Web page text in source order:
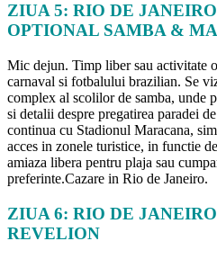
ZIUA 5: RIO DE
OPTIONAL SAMBA &
Mic dejun. Timp liber sau activitate
carnaval si fotbalului brazilian. Se
complex al scolilor de samba, unde
si detalii despre pregatirea paradei
continua cu Stadionul Maracana,
acces in zonele turistice, in functie
amiaza libera pentru plaja sau
preferinte.Cazare in Rio de Janeiro.
ZIUA 6: RIO DE
REVELION